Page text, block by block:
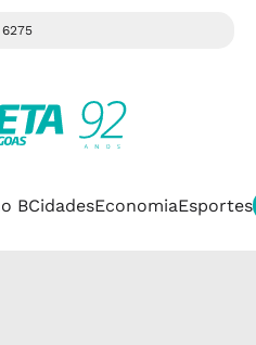
6275
BCidadesEconomiaEsportes